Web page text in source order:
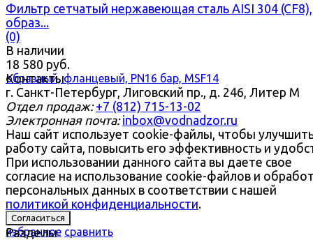
избранное сравнить
Фильтр сетчатый нержавеющая сталь AISI 304 (CF8),
образ...
(0)
В наличии
18 580 руб.
Контакты
г. Санкт-Петербург, Лиговский пр., д. 246, Литер М
Отдел продаж: +7 (812) 715-13-02
Электронная почта: inbox@vodnadzor.ru
Наш сайт использует cookie-файлы, чтобы
работу сайта, повысить его эффективность и
При использовании данного сайта вы даете свое
согласие на использование cookie-файлов и
персональных данных в соответствии с нашей
политикой конфиденциальности.
Согласиться
Разделы